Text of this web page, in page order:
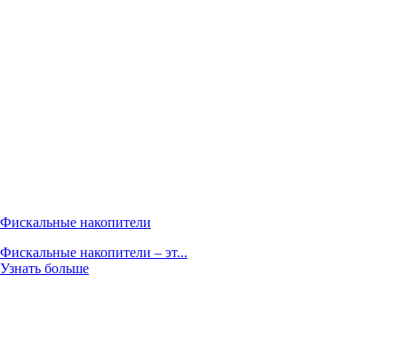
Фискальные накопители
Фискальные накопители – эт...
Узнать больше